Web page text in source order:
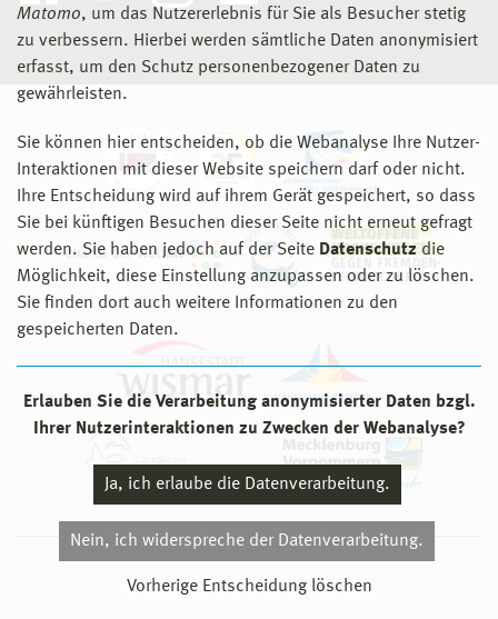
Matomo, um das Nutzererlebnis für Sie als Besucher stetig
zu verbessern. Hierbei werden sämtliche Daten anonymisiert
erfasst, um den Schutz personenbezogener Daten zu
gewährleisten.
Sie können hier entscheiden, ob die Webanalyse Ihre Nutzer-
Interaktionen mit dieser Website speichern darf oder nicht.
Ihre Entscheidung wird auf ihrem Gerät gespeichert, so dass
Sie bei künftigen Besuchen dieser Seite nicht erneut gefragt
werden. Sie haben jedoch auf der Seite Datenschutz die
Möglichkeit, diese Einstellung anzupassen oder zu löschen.
Sie finden dort auch weitere Informationen zu den
gespeicherten Daten.
Erlauben Sie die Verarbeitung anonymisierter Daten bzgl.
Ihrer Nutzerinteraktionen zu Zwecken der Webanalyse?
Ja, ich erlaube die Datenverarbeitung.
Nein, ich widerspreche der Datenverarbeitung.
Vorherige Entscheidung löschen